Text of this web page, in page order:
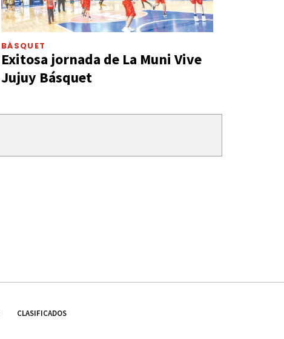
BÁSQUET
Exitosa jornada de La Muni Vive
Jujuy Básquet
CLASIFICADOS